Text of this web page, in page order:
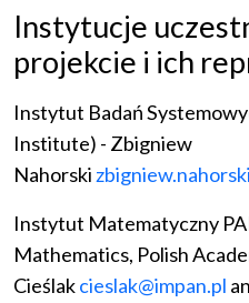
Instytucje
projekcie i ich
Instytut Badań
Institute) - Zbigniew
Nahorski
Instytut Matematyczny
Mathematics, Polish
Cieślakcieslak@impan.pl